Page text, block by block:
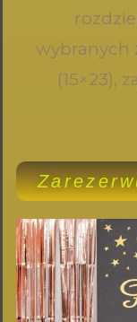
wybranych
(15×23),